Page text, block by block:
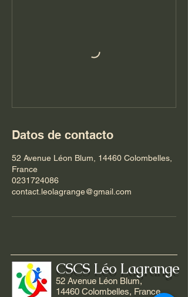
Datos de contacto
52 Avenue Léon Blum, 14460 Colombelles,
France
0231724086
contact.leolagrange@gmail.com
CSCS Léo Lagrange
52 Avenue Léon Blum,
14460 Colombelles, France